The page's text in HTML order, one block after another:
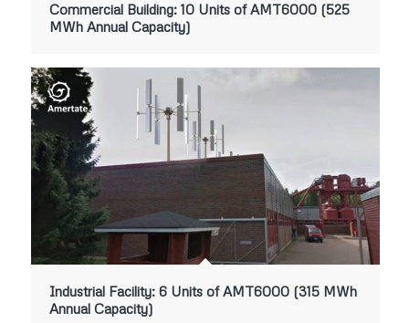
Commercial Building: 10 Units of AMT6000 (525
MWh Annual Capacity)
Industrial Facility: 6 Units of AMT6000 (315 MWh
Annual Capacity)